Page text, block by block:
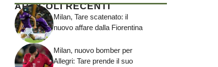
ARTICOLI RECENTI
Milan, Tare scatenato: il
nuovo affare dalla Fiorentina
Milan, nuovo bomber per
Allegri: Tare prende il suo